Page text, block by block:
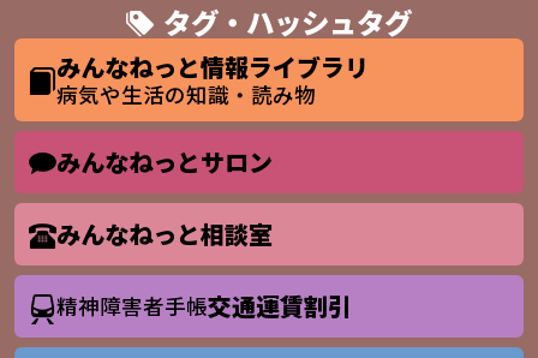
タグ・ハッシュタグ
みんなねっと情報ライブラリ
病気や生活の知識・読み物
みんなねっとサロン
みんなねっと相談室
精神障害者手帳交通運賃割引